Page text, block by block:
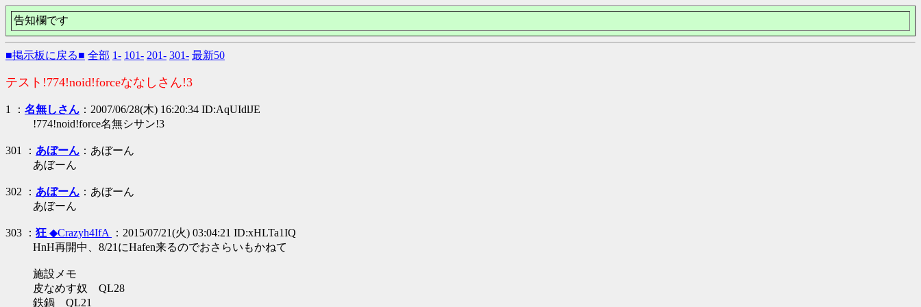
告知欄です
■掲示板に戻る■ 全部 1- 101- 201- 301- 最新50
テスト!774!noid!forceななしさん!3
1 ： 名無しさん ：2007/06/28(木) 16:20:34 ID:AqUIdlJE
!774!noid!force名無シサン!3
301 ： あぼーん ：あぼーん
あぼーん
302 ： あぼーん ：あぼーん
あぼーん
303 ： 狂 ◆Crazyh4IfA
：2015/07/21(火) 03:04:21 ID:xHLTa1IQ
HnH再開中、8/21にHafen来るのでおさらいもかねて
施設メモ
皮なめす奴 QL28
鉄鍋 QL21